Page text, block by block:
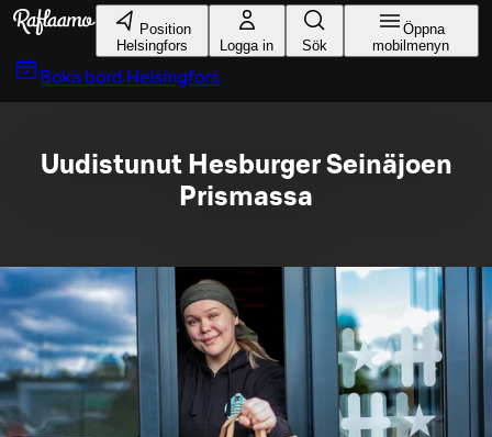
Gå till huvudinnehållet
Position
Helsingfors
Logga in Sök
Öppna
mobilmenyn
Boka bord Helsingfors
Uudistunut Hesburger Seinäjoen
Prismassa